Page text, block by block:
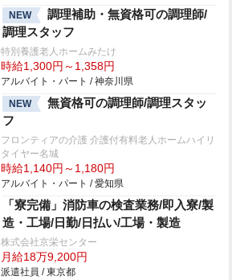
NEW
調理補助・無資格可の調理師/
調理スタッフ
特別養護老人ホームみたけ
時給1,300円～1,358円
アルバイト・パート / 神奈川県
NEW
無資格可の調理師/調理スタッ
フ
フロンティアの介護 介護付有料老人ホームハイリ
タイヤー名城
時給1,140円～1,180円
アルバイト・パート / 愛知県
「寮完備」消防車の検査業務/即入寮/製
造・工場/日勤/日払い/工場・製造
株式会社京栄センター
月給18万9,200円
派遣社員 / 東京都